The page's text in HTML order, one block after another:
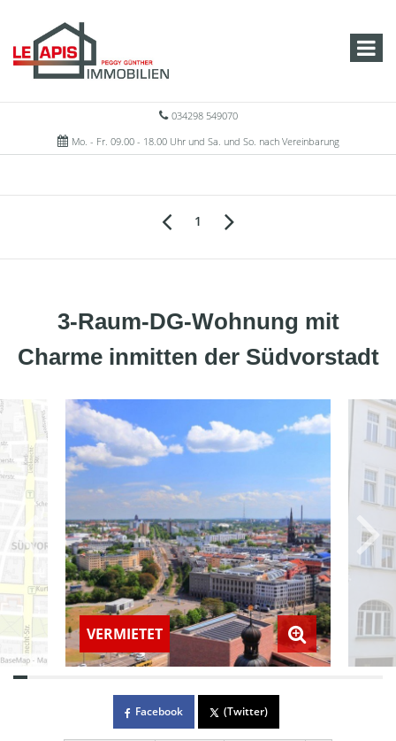
034298 549070
Mo. - Fr. 09.00 - 18.00 Uhr und Sa. und So. nach Vereinbarung
1
3-Raum-DG-Wohnung mit
Charme inmitten der Südvorstadt
VERMIETET
Facebook (Twitter)